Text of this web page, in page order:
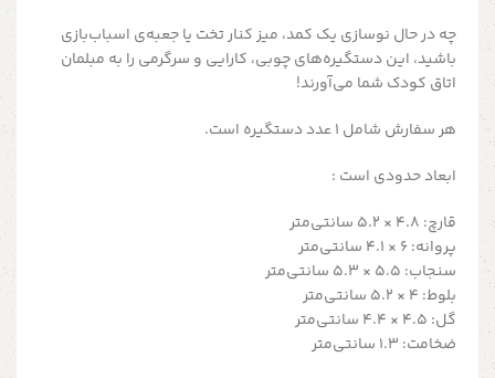
چه در حال نوسازی یک کمد، میز کنار تخت یا جعبه‌ی اسباب‌بازی
باشید، این دستگیره‌های چوبی، کارایی و سرگرمی را به مبلمان
اتاق کودک شما می‌آورند!
هر سفارش شامل ۱ عدد دستگیره است.
ابعاد حدودی است :
قارچ: ۴.۸ × ۵.۲ سانتی‌متر
پروانه: ۶ × ۴.۱ سانتی‌متر
سنجاب: ۵.۵ × ۵.۳ سانتی‌متر
بلوط: ۴ × ۵.۲ سانتی‌متر
گل: ۴.۵ × ۴.۴ سانتی‌متر
ضخامت: 1.3 سانتی‌متر